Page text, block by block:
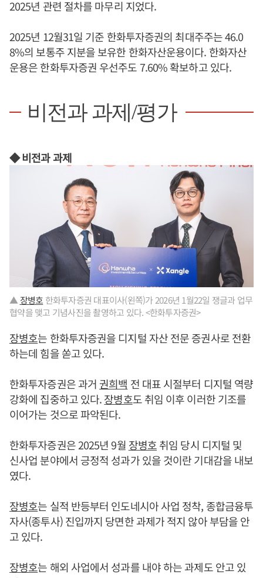
2025년 관련 절차를 마무리 지었다.
2025년 12월31일 기준 한화투자증권의 최대주주는 46.0
8%의 보통주 지분을 보유한 한화자산운용이다. 한화자산
운용은 한화투자증권 우선주도 7.60% 확보하고 있다.
비전과 과제/평가
◆ 비전과 과제
▲ 장병호 한화투자증권 대표이사(왼쪽)가 2026년 1월22일 쟁글과 업무
협약을 맺고 기념사진을 촬영하고 있다. <한화투자증권>
장병호는 한화투자증권을 디지털 자산 전문 증권사로 전환
하는데 힘을 쏟고 있다.
한화투자증권은 과거 권희백 전 대표 시절부터 디지털 역량
강화에 집중하고 있다.장병호도 취임 이후 이러한 기조를
이어가는 것으로 파악된다.
한화투자증권은 2025년 9월 장병호취임 당시 디지털 및
신사업 분야에서 긍정적 성과가 있을 것이란 기대감을 내보
였다.
장병호는 실적 반등부터 인도네시아 사업 정착, 종합금융투
자사(종투사) 진입까지 당면한 과제가 적지 않아 부담을 안
고 있다.
장병호는 해외 사업에서 성과를 내야 하는 과제도 안고 있